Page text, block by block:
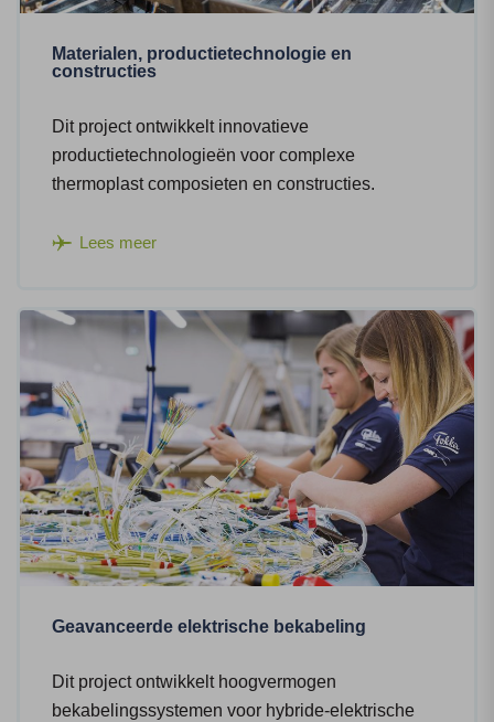
Materialen, productietechnologie en
constructies
Dit project ontwikkelt innovatieve
productietechnologieën voor complexe
thermoplast composieten en constructies.
Lees meer
Geavanceerde elektrische bekabeling
Dit project ontwikkelt hoogvermogen
bekabelingssystemen voor hybride-elektrische